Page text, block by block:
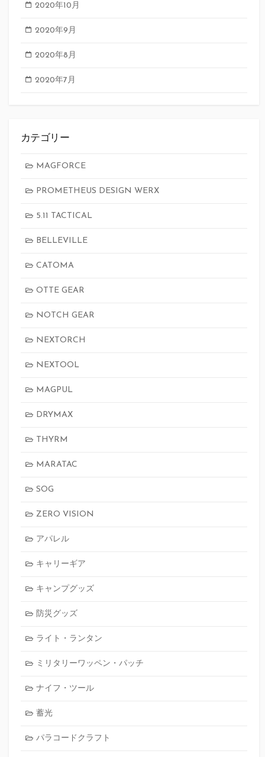
2020年10月
2020年9月
2020年8月
2020年7月
カテゴリー
MAGFORCE
PROMETHEUS DESIGN WERX
5.11 TACTICAL
BELLEVILLE
CATOMA
OTTE GEAR
NOTCH GEAR
NEXTORCH
NEXTOOL
MAGPUL
DRYMAX
THYRM
MARATAC
SOG
ZERO VISION
アパレル
キャリーギア
キャンプグッズ
防災グッズ
ライト・ランタン
ミリタリーワッペン・パッチ
ナイフ・ツール
蓄光
パラコードクラフト